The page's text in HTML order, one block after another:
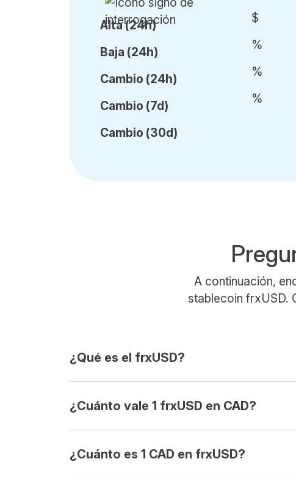
Alta (24h)
Baja (24h)
Cambio (24h)
Cambio (7d)
Cambio (30d)
$
%
%
%
A continuación,
stablecoin frxUSD.
¿Qué es el frxUSD?
¿Cuánto vale 1 frxUSD en CAD?
¿Cuánto es 1 CAD en frxUSD?